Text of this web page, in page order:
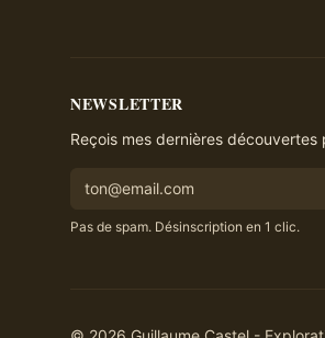
NEWSLETTER
Reçois mes dernières
Pas de spam. Désinscription en 1 clic.